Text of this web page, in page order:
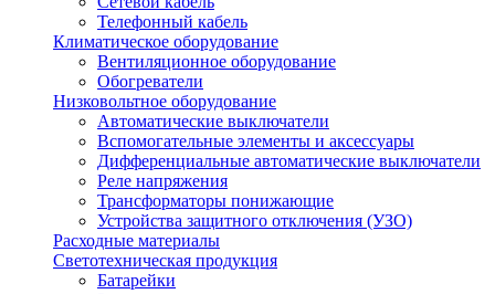
Телефонный кабель
Климатическое оборудование
Вентиляционное оборудование
Обогреватели
Низковольтное оборудование
Автоматические выключатели
Вспомогательные элементы и аксессуары
Дифференциальные автоматические выключатели
Реле напряжения
Трансформаторы понижающие
Устройства защитного отключения (УЗО)
Расходные материалы
Светотехническая продукция
Батарейки